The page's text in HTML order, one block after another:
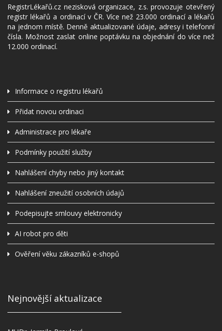
RegistrLékařů.cz nezisková organizace, z.s. provozuje otevřený
registr lékařů a ordinací v ČR. Více než 23.000 ordinací a lékařů
na jednom místě. Denně aktualizované údaje, adresy i telefonní
čísla. Možnost zaslat online poptávku na objednání do více než
12.000 ordinací.
Informace o registru lékařů
Přidat novou ordinaci
Administrace pro lékaře
Podmínky použití služby
Nahlášení chyby nebo jiný kontakt
Nahlášení zneužití osobních údajů
Podepisujte smlouvy elektronicky
AI robot pro děti
Ověření věku zákazníků e-shopů
Nejnovější aktualizace